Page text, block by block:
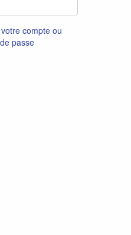
compte ou
passe